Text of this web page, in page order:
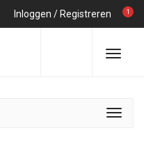
Inloggen / Registreren 1